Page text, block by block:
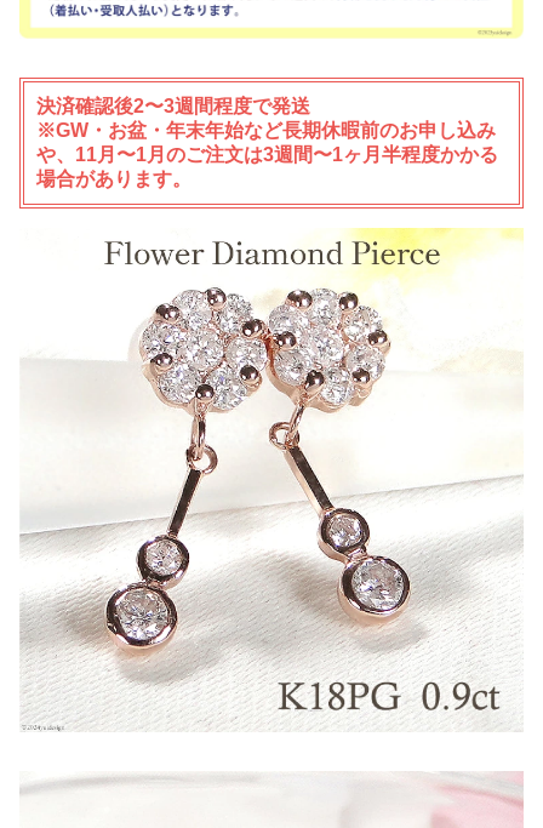
決済確認後2〜3週間程度で発送
※GW・お盆・年末年始など長期休暇前のお申し込み
や、11月〜1月のご注文は3週間〜1ヶ月半程度かかる
場合があります。